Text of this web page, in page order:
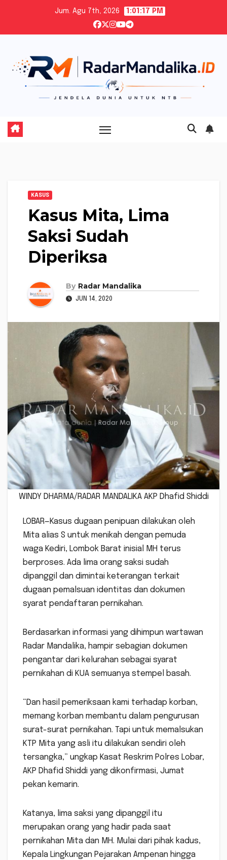
content
Jum. Agu 7th, 2026 1:01:19 PM
KASUS
Kasus Mita, Lima
Saksi Sudah
Diperiksa
By Radar Mandalika
JUN 14, 2020
WINDY DHARMA/RADAR MANDALIKA AKP Dhafid Shiddi
LOBAR—Kasus dugaan penipuan dilakukan oleh
Mita alias S untuk menikah dengan pemuda
waga Kediri, Lombok Barat inisial MH terus
berproses. Ada lima orang saksi sudah
dipanggil dan dimintai keterangan terkait
dugaan pemalsuan identitas dan dokumen
syarat pendaftaran pernikahan.
Berdasarkan informasi yang dihimpun wartawan
Radar Mandalika, hampir sebagian dokumen
pengantar dari kelurahan sebagai syarat
pernikahan di KUA semuanya stempel basah.
“Dan hasil pemeriksaan kami terhadap korban,
memang korban membantu dalam pengurusan
surat-surat pernikahan. Tapi untuk memalsukan
KTP Mita yang asli itu dilakukan sendiri oleh
tersangka,” ungkap Kasat Reskrim Polres Lobar,
AKP Dhafid Shiddi yang dikonfirmasi, Jumat
pekan kemarin.
Katanya, lima saksi yang dipanggil itu
merupakan orang yang hadir pada saat
pernikahan Mita dan MH. Mulai dari pihak kadus,
Kepala Lingkungan Pejarakan Ampenan hingga